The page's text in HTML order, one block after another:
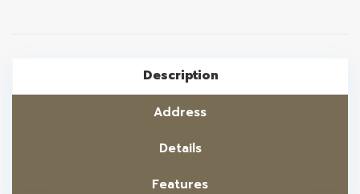
Description
Address
Details
Features